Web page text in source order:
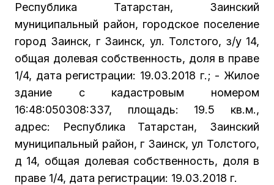
Республика Татарстан, Заинский
муниципальный район, городское поселение
город Заинск, г Заинск, ул. Толстого, з/у 14,
общая долевая собственность, доля в праве
1/4, дата регистрации: 19.03.2018 г.; - Жилое
здание с кадастровым номером
16:48:050308:337, площадь: 19.5 кв.м.,
адрес: Республика Татарстан, Заинский
муниципальный район, г Заинск, ул Толстого,
д 14, общая долевая собственность, доля в
праве 1/4, дата регистрации: 19.03.2018 г.